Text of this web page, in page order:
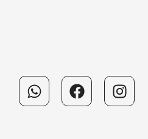
WhatsappFacebook